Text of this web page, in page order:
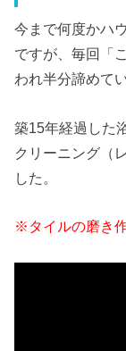
今まで何度かハ
ですが、毎回「
われ半分諦めて
築15年経過した
クリーニング（
した。
※タイルの磨き